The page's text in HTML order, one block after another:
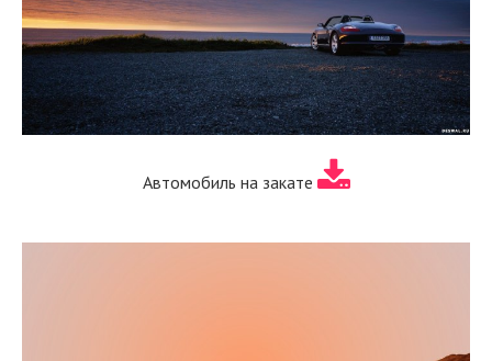
Автомобиль на закате